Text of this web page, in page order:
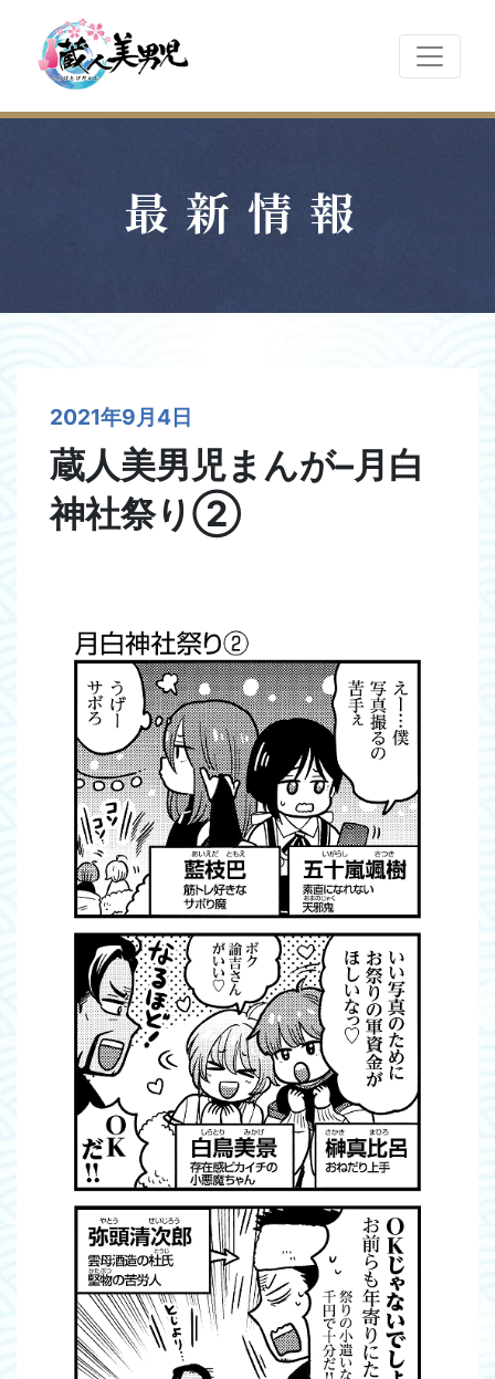
最新情報
2021年9月4日
蔵人美男児まんが–月白
神社祭り②